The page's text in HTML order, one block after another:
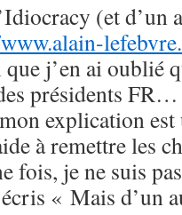
(et d’un
j’en ai oublié
présidents
explication
à remettre les
fois, je ne suis
« Mais d’un